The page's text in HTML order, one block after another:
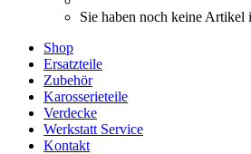
Sie haben noch keine Artikel
Shop
Ersatzteile
Zubehör
Karosserieteile
Verdecke
Werkstatt Service
Kontakt